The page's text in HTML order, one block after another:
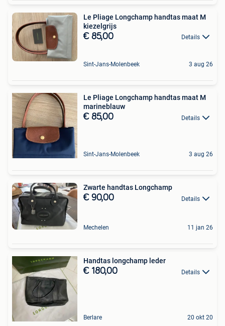
Le Pliage Longchamp handtas maat M
kiezelgrijs
€ 85,00 Details
Sint-Jans-Molenbeek 3 aug 26
Le Pliage Longchamp handtas maat M
marineblauw
€ 85,00 Details
Sint-Jans-Molenbeek 3 aug 26
Zwarte handtas Longchamp
€ 90,00 Details
Mechelen 11 jan 26
Handtas longchamp leder
€ 180,00 Details
Berlare 20 okt 20